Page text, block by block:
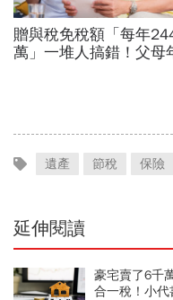
贈與稅免稅額「每年
萬」一堆人搞錯！父母
遺產 節稅 保險
延伸閱讀
豪宅賣了6千
合一稅！小代